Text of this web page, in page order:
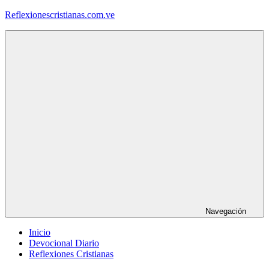
Saltar
Reflexionescristianas.com.ve
Navegación
Inicio
Devocional Diario
Reflexiones Cristianas